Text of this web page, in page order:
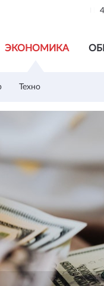
ЭКОНОМИКА
Техно